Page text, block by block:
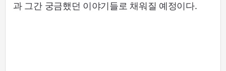
과 그간 궁금했던 이야기들로 채워질 예정이다.